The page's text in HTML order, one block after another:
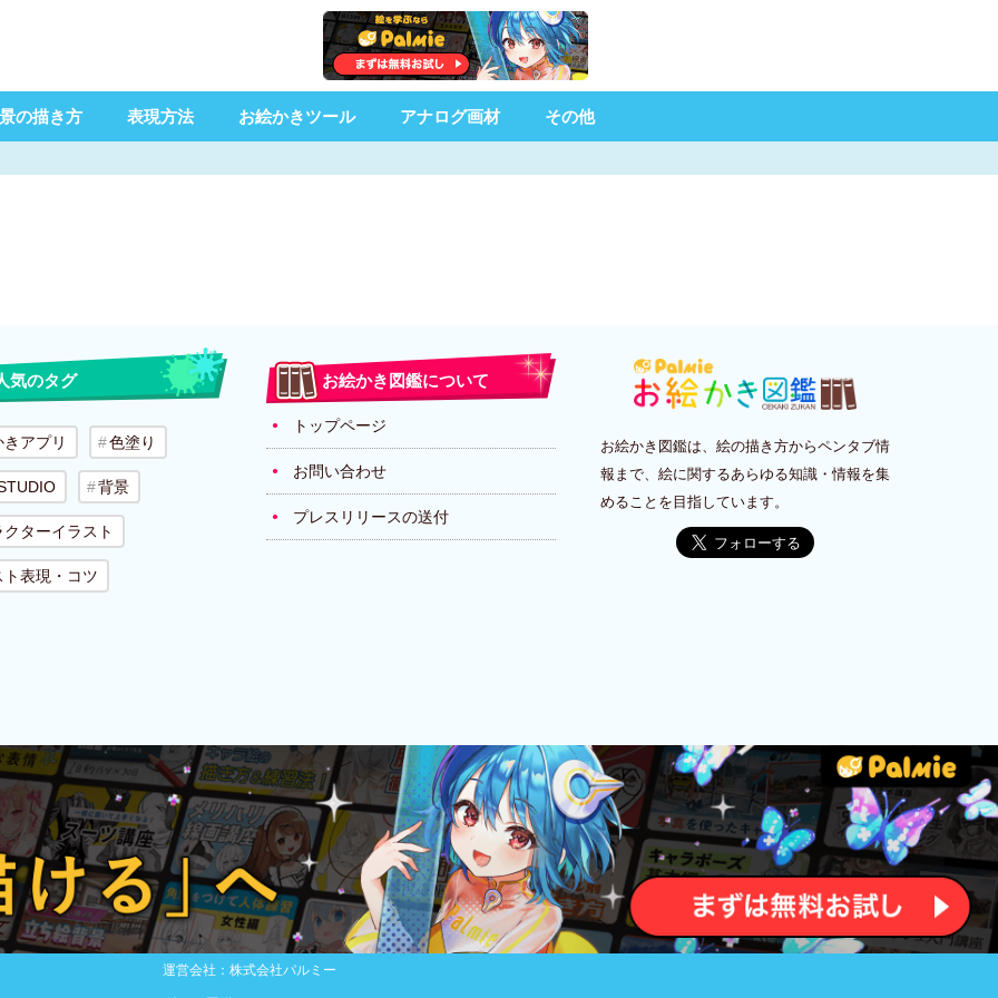
の描き方 表現方法 お絵かきツール アナログ画材 その他
気のタグ
アプリ 色塗り
背景
ターイラスト
ト表現・コツ
お絵かき図鑑について
トップページ
お問い合わせ
プレスリリースの送付
お絵かき図鑑は、絵の描き方からペンタブ情
報まで、絵に関するあらゆる知識・情報を集
めることを目指しています。
運営会社：株式会社パルミー